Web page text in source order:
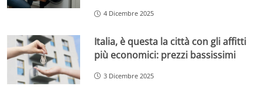
4 Dicembre 2025
Italia, è questa la città con gli affitti
più economici: prezzi bassissimi
3 Dicembre 2025